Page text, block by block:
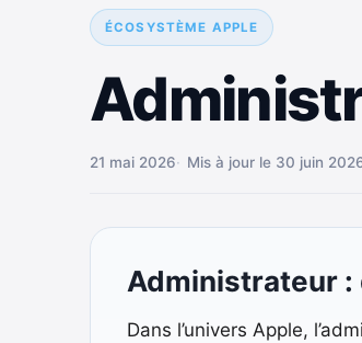
ÉCOSYSTÈME APPLE
21 mai 2026 Mis à jour le 30 juin
Administrateur
Dans l’univers Apple,